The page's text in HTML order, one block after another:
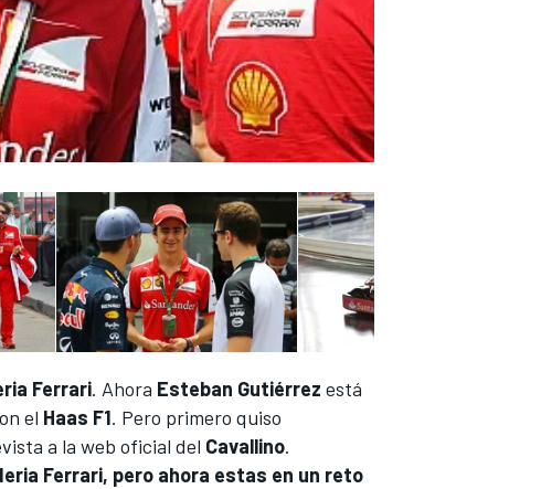
Ferrari. Ahora Esteban Gutiérrez está
el Haas F1. Pero primero quiso
a la web oficial del Cavallino.
Ferrari, pero ahora estas en un reto